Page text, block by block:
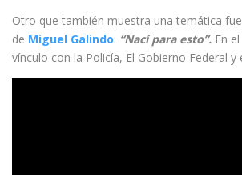
Otro que también muestra una temática
de Miguel Galindo: “Nací para esto”. En
vínculo con la Policía, El Gobierno Federal